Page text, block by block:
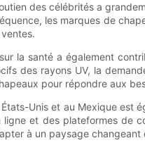
des célébrités a
les marques de
la santé a également
des rayons UV, la
pour répondre aux
Unis et au Mexique est
et des plateformes
à un paysage